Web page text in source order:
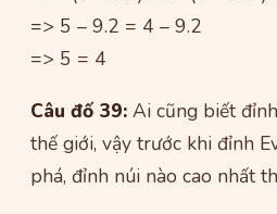
=> 5 – 9.2 = 4 – 9.2
=> 5 = 4
Câu đố 39: Ai cũng biết
thế giới, vậy trước khi đỉnh
phá, đỉnh núi nào cao nhất